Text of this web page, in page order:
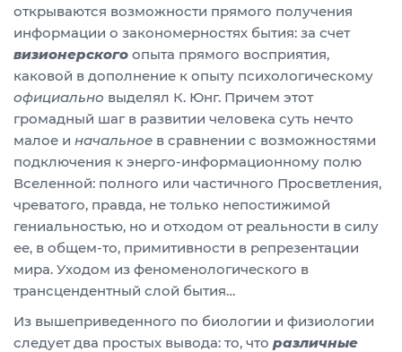
открываются возможности прямого получения
информации о закономерностях бытия: за счет
визионерского опыта прямого восприятия,
каковой в дополнение к опыту психологическому
официально выделял К. Юнг. Причем этот
громадный шаг в развитии человека суть нечто
малое и начальное в сравнении с возможностями
подключения к энерго-информационному полю
Вселенной: полного или частичного Просветления,
чреватого, правда, не только непостижимой
гениальностью, но и отходом от реальности в силу
ее, в общем-то, примитивности в репрезентации
мира. Уходом из феноменологического в
трансцендентный слой бытия…
Из вышеприведенного по биологии и физиологии
следует два простых вывода: то, что различные